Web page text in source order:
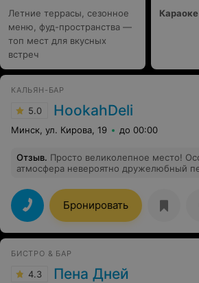
Летние террасы, сезонное
меню, фуд-пространства —
топ мест для вкусных
встреч
Караоке
КАЛЬЯН-БАР
5.0 HookahDeli
Минск, ул. Кирова, 19 до 00:00
Отзыв. Просто великолепное место!
атмосфера невероятно дружелюбный
Бронировать
БИСТРО & БАР
4.3 Пена Дней